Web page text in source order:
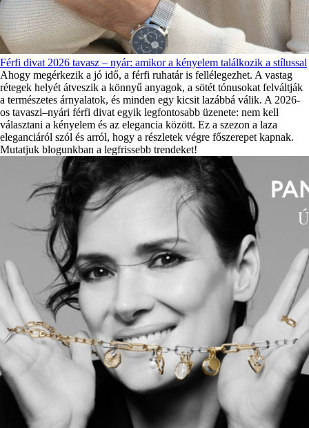
Férfi divat 2026 tavasz – nyár: amikor a kényelem találkozik a stílussal
Ahogy megérkezik a jó idő, a férfi ruhatár is fellélegezhet. A vastag
rétegek helyét átveszik a könnyű anyagok, a sötét tónusokat felváltják
a természetes árnyalatok, és minden egy kicsit lazábbá válik. A 2026-
os tavaszi–nyári férfi divat egyik legfontosabb üzenete: nem kell
választani a kényelem és az elegancia között. Ez a szezon a laza
eleganciáról szól és arról, hogy a részletek végre főszerepet kapnak.
Mutatjuk blogunkban a legfrissebb trendeket!